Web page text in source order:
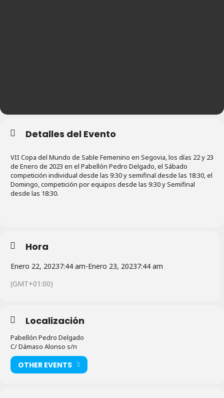
Detalles del Evento
VII Copa del Mundo de Sable Femenino en Segovia, los días 22 y 23
de Enero de 2023 en el Pabellón Pedro Delgado, el Sábado
competición individual desde las 9:30 y semifinal desde las 18:30, el
Domingo, competición por equipos desde las 9:30 y Semifinal
desde las 18:30.
Hora
Enero 22, 20237:44 am-Enero 23, 20237:44 am
(GMT+01:00)
Localización
Pabellón Pedro Delgado
C/ Dámaso Alonso s/n
OTHER EVENTS